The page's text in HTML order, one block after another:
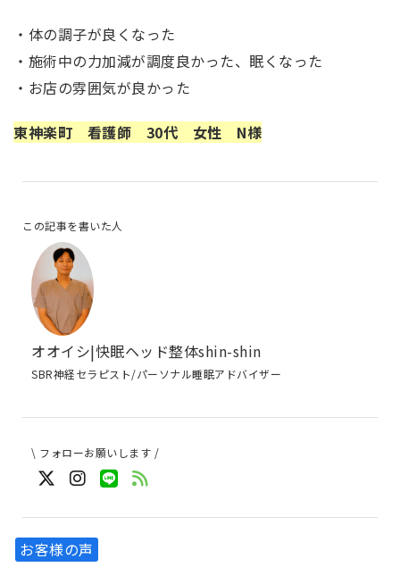
・体の調子が良くなった
・施術中の力加減が調度良かった、眠くなった
・お店の雰囲気が良かった
東神楽町 看護師 30代 女性 N様
この記事を書いた人
オオイシ|快眠ヘッド整体shin-shin
SBR神経セラピスト/パーソナル睡眠アドバイザー
\ フォローお願いします /
お客様の声